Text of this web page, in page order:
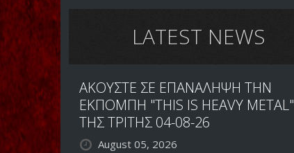
ΤΟΥΣ
ANNIHILATOR
ΣΤΟ
ΠΑΡΑΣΚΗΝΙΟ
ΚΑΙ
ΤΟ
ΣΤΟΥΝΤΙΟ
LATEST NEWS
ΑΚΟΥΣΤΕ ΣΕ ΕΠΑΝΑΛΗΨΗ ΤΗΝ
ΕΚΠΟΜΠΗ "THIS IS HEAVY METAL"
ΤΗΣ ΤΡΙΤΗΣ 04-08-26
August 05, 2026